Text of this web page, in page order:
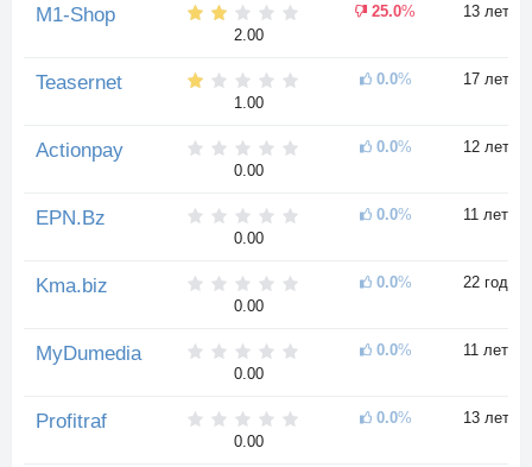
M1-Shop
2.00
25.0% 13 лет
Teasernet
1.00
0.0% 17 лет
Actionpay
0.00
0.0% 12 лет
EPN.Bz
0.00
0.0% 11 лет
Kma.biz
0.00
0.0% 22 года
MyDumedia
0.00
0.0% 11 лет
Profitraf
0.00
0.0% 13 лет